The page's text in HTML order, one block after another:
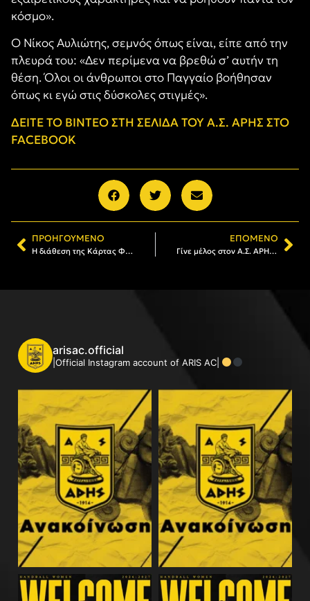
κόσμο».
Ο Νίκος Αυλιώτης, σεμνός όπως είναι, είπε από την
πλευρά του: «Δεν περίμενα να βρεθώ σ’ αυτήν τη
θέση. Όλοι οι άνθρωποι στο Παγγαίο βοήθησαν
όπως κι εγώ στις δύσκολες στιγμές».
ΔΕΙΤΕ ΤΟ ΒIΝΤΕΟ ΣΤΗ ΣΕΛΙΔΑ ΤΟΥ Α.Σ. ΑΡΗΣ ΣΤΟ
FACEBOOK
ΠΡΟΗΓΟΎΜΕΝΟ
Η διάθεση της Κάρτας Φιλάθλου του ΑΡΗ (16/09-21/09)
ΕΠΌΜΕΝΟ
Γίνε μέλος στον Α.Σ. ΑΡΗΣ: Το πρόγραμμα εγγραφών και ανανεώσεων (23/09 – 28/09)
arisac.official
|Official Instagram account of ARIS AC|